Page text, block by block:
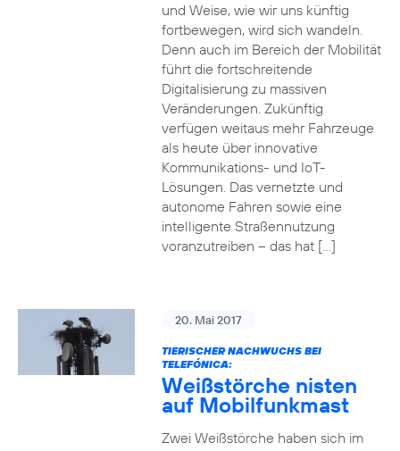
und Weise, wie wir uns künftig
fortbewegen, wird sich wandeln.
Denn auch im Bereich der Mobilität
führt die fortschreitende
Digitalisierung zu massiven
Veränderungen. Zukünftig
verfügen weitaus mehr Fahrzeuge
als heute über innovative
Kommunikations- und IoT-
Lösungen. Das vernetzte und
autonome Fahren sowie eine
intelligente Straßennutzung
voranzutreiben – das hat […]
20. Mai 2017
TIERISCHER NACHWUCHS BEI
TELEFÓNICA:
Weißstörche nisten
auf Mobilfunkmast
Zwei Weißstörche haben sich im